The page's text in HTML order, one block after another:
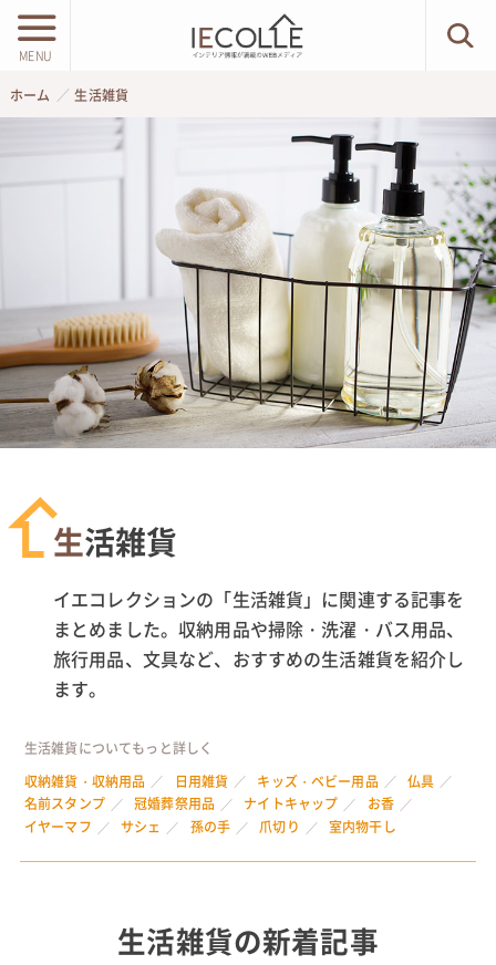
MENU
ホーム 生活雑貨
生活雑貨
イエコレクションの「生活雑貨」に関連する記事を
まとめました。収納用品や掃除・洗濯・バス用品、
旅行用品、文具など、おすすめの生活雑貨を紹介し
ます。
生活雑貨についてもっと詳しく
収納雑貨・収納用品
日用雑貨 キッズ・ベビー用品
仏具
名前スタンプ
冠婚葬祭用品 ナイトキャップ
お香
イヤーマフ
サシェ 孫の手 爪切り 室内物干し
生活雑貨の新着記事